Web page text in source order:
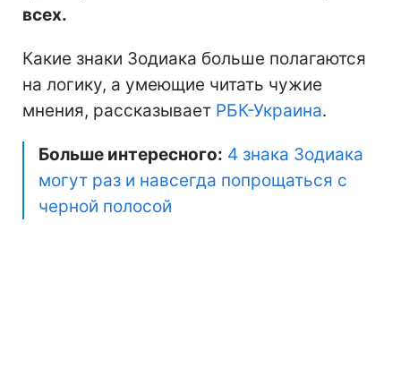
всех.
Какие знаки Зодиака больше полагаются
на логику, а умеющие читать чужие
мнения, рассказывает РБК-Украина.
Больше интересного: 4 знака Зодиака
могут раз и навсегда попрощаться с
черной полосой